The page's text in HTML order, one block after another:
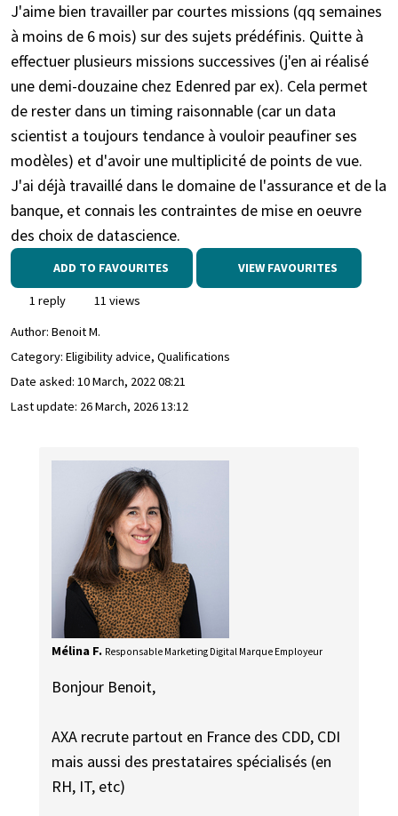
J'aime bien travailler par courtes missions (qq semaines
à moins de 6 mois) sur des sujets prédéfinis. Quitte à
effectuer plusieurs missions successives (j'en ai réalisé
une demi-douzaine chez Edenred par ex). Cela permet
de rester dans un timing raisonnable (car un data
scientist a toujours tendance à vouloir peaufiner ses
modèles) et d'avoir une multiplicité de points de vue.
J'ai déjà travaillé dans le domaine de l'assurance et de la
banque, et connais les contraintes de mise en oeuvre
des choix de datascience.
ADD TO FAVOURITES VIEW FAVOURITES
1 reply
11 views
Author: Benoit M.
Category: Eligibility advice, Qualifications
Date asked: 10 March, 2022 08:21
Last update: 26 March, 2026 13:12
Mélina F. Responsable Marketing Digital Marque Employeur
Bonjour Benoit,
AXA recrute partout en France des CDD, CDI
mais aussi des prestataires spécialisés (en
RH, IT, etc)